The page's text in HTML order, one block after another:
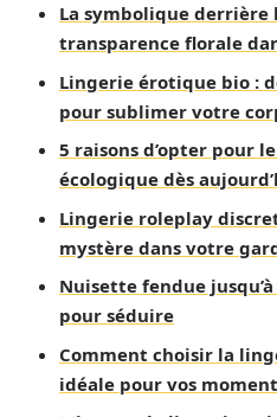
La symbolique derrière
transparence florale
Lingerie érotique bio :
pour sublimer votre
5 raisons d’opter pour
écologique dès
Lingerie roleplay
mystère dans votre
Nuisette fendue
pour séduire
Comment choisir la
idéale pour vos